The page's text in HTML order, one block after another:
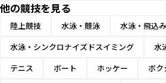
他の競技を見る
陸上競技 水泳・競泳
水泳・飛込み
水泳・シンクロナイズドスイミング
水
テニス
ボート ホッケー
ボク